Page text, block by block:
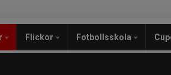
Flickor Fotbollsskola